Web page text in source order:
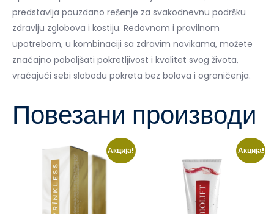
predstavlja pouzdano rešenje za svakodnevnu podršku
zdravlju zglobova i kostiju. Redovnom i pravilnom
upotrebom, u kombinaciji sa zdravim navikama, možete
značajno poboljšati pokretljivost i kvalitet svog života,
vraćajući sebi slobodu pokreta bez bolova i ograničenja.
Повезани производи
Акција! Акција!